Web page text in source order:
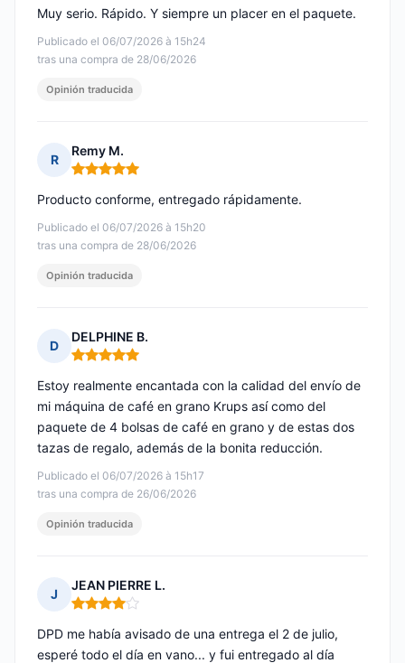
Publicado el 06/07/2026 à 15h24
tras una compra de 28/06/2026
Muy serio. Rápido. Y siempre un placer en el paquete.
Opinión traducida
R
Remy M.
Nota: 5 de 5
Publicado el 06/07/2026 à 15h20
tras una compra de 28/06/2026
Producto conforme, entregado rápidamente.
Opinión traducida
D
DELPHINE B.
Nota: 5 de 5
Publicado el 06/07/2026 à 15h17
tras una compra de 26/06/2026
Estoy realmente encantada con la calidad del envío de
mi máquina de café en grano Krups así como del
paquete de 4 bolsas de café en grano y de estas dos
tazas de regalo, además de la bonita reducción.
Opinión traducida
J
JEAN PIERRE L.
Nota: 4 de 5
DPD me había avisado de una entrega el 2 de julio,
esperé todo el día en vano... y fui entregado al día